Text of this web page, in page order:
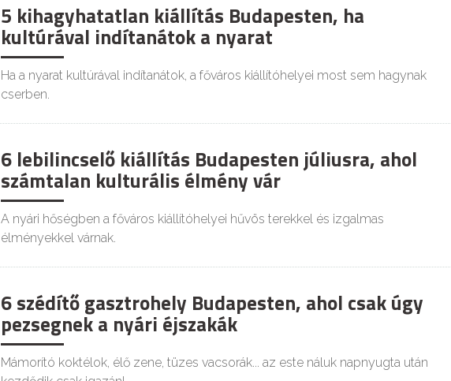
5 kihagyhatatlan kiállítás Budapesten, ha
kultúrával indítanátok a nyarat
Ha a nyarat kultúrával indítanátok, a főváros kiállítóhelyei most sem hagynak
cserben.
6 lebilincselő kiállítás Budapesten júliusra, ahol
számtalan kulturális élmény vár
A nyári hőségben a főváros kiállítóhelyei hűvös terekkel és izgalmas
élményekkel várnak.
6 szédítő gasztrohely Budapesten, ahol csak úgy
pezsegnek a nyári éjszakák
Mámorító koktélok, élő zene, tüzes vacsorák... az este náluk napnyugta után